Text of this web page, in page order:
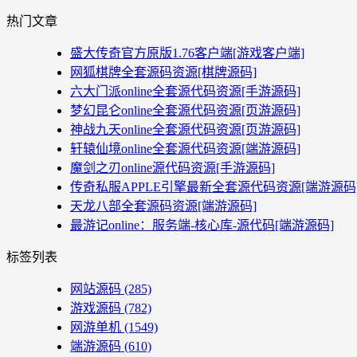
热门文章
盛大传奇官方原版1.76客户端[游戏客户端]
网狐棋牌全套源码资源[棋牌源码]
六大门派online全套源代码资源[手游源码]
梦幻昆仑online全套源代码资源[页游源码]
神战九天online全套源代码资源[页游源码]
轩辕仙境online全套源代码资源[端游源码]
魔剑之刃online源代码资源[手游源码]
传奇私服APPLE引擎最新全套源代码资源[端游源
天龙八部全套源码资源[端游源码]
最游记online：服务端-核心库-源代码[端游源码]
标签列表
网站源码 (285)
游戏源码 (782)
网游单机 (1549)
端游源码 (610)